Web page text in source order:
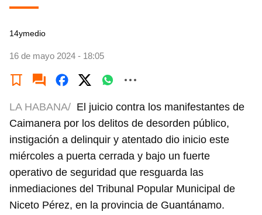
14ymedio
16 de mayo 2024 - 18:05
LA HABANA/ El juicio contra los manifestantes de
Caimanera por los delitos de desorden público,
instigación a delinquir y atentado dio inicio este
miércoles a puerta cerrada y bajo un fuerte
operativo de seguridad que resguarda las
inmediaciones del Tribunal Popular Municipal de
Niceto Pérez, en la provincia de Guantánamo.